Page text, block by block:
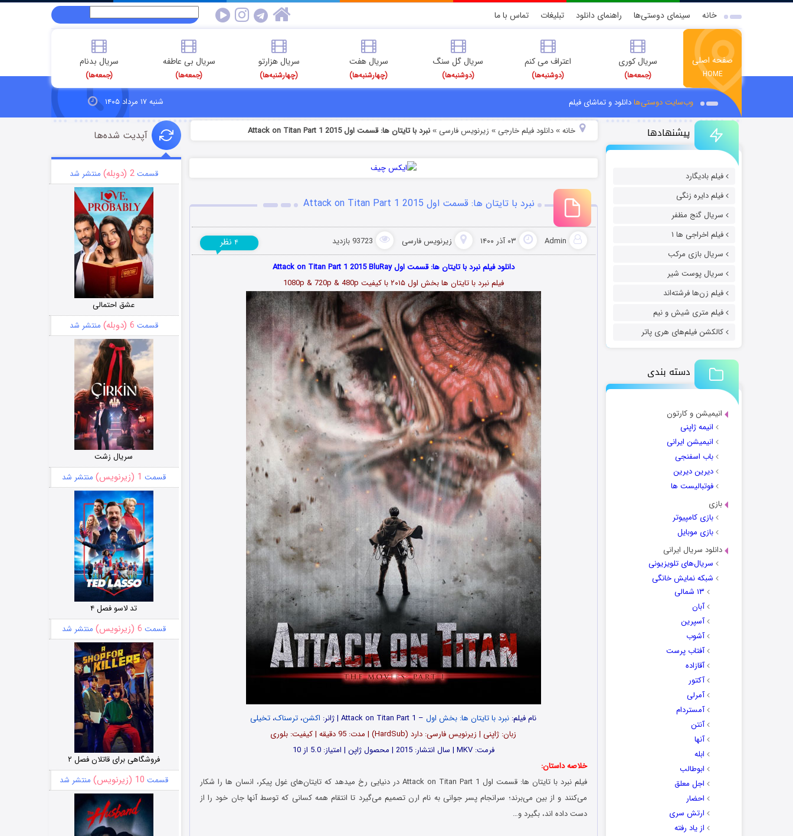
خانه سینمای دوستی‌ها راهنمای دانلود تبلیغات تماس با ما
صفحه اصلی
HOME
سریال کوری
(جمعه‌ها)
اعتراف می کنم
(دوشنبه‌ها)
سریال گل سنگ
(دوشنبه‌ها)
سریال هفت
(چهارشنبه‌ها)
سریال هزارتو
(چهارشنبه‌ها)
سریال بی عاطفه
(جمعه‌ها)
سریال بدنام
(جمعه‌ها)
وب‌سایت دوستی‌هادانلود و تماشای فیلم شنبه ۱۷ مرداد ۱۴۰۵
پیشنهادها
فیلم بادیگارد
فیلم دایره زنگی
سریال گنج مظفر
فیلم اخراجی ها ۱
سریال بازی مرکب
سریال پوست شیر
فیلم زن‌ها فرشته‌اند
فیلم متری شیش و نیم
کالکشن فیلم‌های هری پاتر
دسته بندی
انیمیشن و کارتون
انیمه ژاپنی
انیمیشن ایرانی
باب اسفنجی
دیرین دیرین
فوتبالیست ها
بازی
بازی کامپیوتر
بازی موبایل
دانلود سریال ایرانی
سریال‌های تلویزیونی
شبکه نمایش خانگی
۱۳ شمالی
آبان
آسپرین
آشوب
آفتاب پرست
آقازاده
آکتور
آمرلی
آمستردام
آنتن
آنها
ابله
ابوطالب
اجل معلق
احضار
ارتش سری
از یاد رفته
خانه» دانلود فیلم خارجی » زیرنویس فارسی » نبرد با تایتان ها: قسمت اول Attack on Titan Part 1 2015
نبرد با تایتان ها: قسمت اول Attack on Titan Part 1 2015
Admin ۰۳ آذر ۱۴۰۰ زیرنویس فارسی 93723 بازدید ۴ نظر
دانلود فیلم نبرد با تایتان ها: قسمت اول Attack on Titan Part 1 2015 BluRay
فیلم نبرد با تایتان ها بخش اول۲۰۱۵با کیفیت 1080p & 720p & 480p
نام فیلم: نبرد با تایتان ها: بخش اول– Attack on Titan Part 1 | ژانر: اکشن، ترسناک، تخیلی
زبان: ژاپنی | زیرنویس فارسی: دارد (HardSub) | مدت: 95 دقیقه | کیفیت: بلوری
فرمت: MKV | سال انتشار: 2015 | محصول ژاپن | امتیاز: 5.0 از 10
خلاصه داستان:
فیلم نبرد با تایتان ها: قسمت اول Attack on Titan Part 1 در دنیایی رخ میدهد که تایتان‌های غول‌ پیکر، انسان ‌ها را شکار
می‌کنند و از بین می‌برند؛ سرانجام پسر جوانی به نام ارن تصمیم می‌گیرد تا انتقام همه کسانی که توسط آنها جان خود را از
دست داده اند، بگیرد و…
آپدیت شده‌ها
قسمت2 (دوبله) منتشر شد
عشق احتمالی
قسمت 6 (دوبله) منتشر شد
سریال زشت
قسمت 1 (زیرنویس) منتشر شد
تد لاسو فصل ۴
قسمت 6 (زیرنویس) منتشر شد
فروشگاهی برای قاتلان فصل ۲
قسمت 10 (زیرنویس) منتشر شد